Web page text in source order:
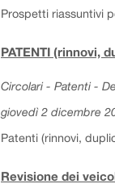
Prospetti riassuntivi
PATENTI (rinnovi,
Circolari - Patenti -
giovedì 2 dicembre
Patenti (rinnovi,
Revisione dei